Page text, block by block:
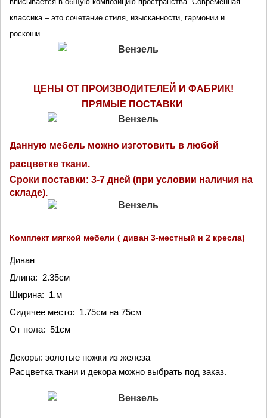
классика – это сочетание стиля, изысканности, гармонии и
роскоши.
ЦЕНЫ ОТ ПРОИЗВОДИТЕЛЕЙ И ФАБРИК!
ПРЯМЫЕ ПОСТАВКИ
Данную мебель можно изготовить в любой
расцветке ткани.
Сроки поставки: 3-7 дней (при условии наличия на
складе).
Комплект мягкой мебели ( диван 3-местный и 2 кресла)
Диван
Длина: 2.35см
Ширина: 1.м
Сидячее место: 1.75см на 75см
От пола: 51см
Декоры: золотые ножки из железа
Расцветка ткани и декора можно выбрать под заказ.